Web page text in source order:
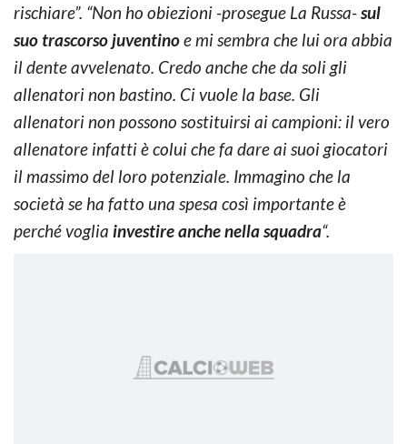
rischiare”. “Non ho obiezioni -prosegue La Russa-sul
suo trascorso juventinoe mi sembra che lui ora abbia
il dente avvelenato. Credo anche che da soli gli
allenatori non bastino. Ci vuole la base. Gli
allenatori non possono sostituirsi ai campioni: il vero
allenatore infatti è colui che fa dare ai suoi giocatori
il massimo del loro potenziale. Immagino che la
società se ha fatto una spesa così importante è
perché voglia investire anche nella squadra“.